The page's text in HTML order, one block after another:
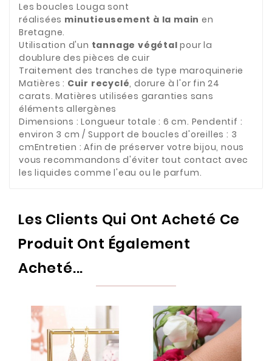
Les boucles Louga sont
réalisées minutieusement à la main en
Bretagne.
Utilisation d'un tannage végétal pour la
doublure des pièces de cuir
Traitement des tranches de type maroquinerie
Matières : Cuir recyclé, dorure à l'or fin 24
carats. Matières utilisées garanties sans
éléments allergènes
Dimensions : Longueur totale : 6 cm. Pendentif :
environ 3 cm / Support de boucles d'oreilles : 3
cmEntretien : Afin de préserver votre bijou, nous
vous recommandons d'éviter tout contact avec
les liquides comme l'eau ou le parfum.
Les Clients Qui Ont Acheté Ce
Produit Ont Également
Acheté...